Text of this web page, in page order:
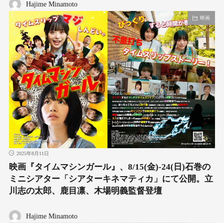
Hajime Minamoto
映画
2025年8月11日
映画『タイムマシンガール』、8/15(金)-24(日)石巻の
ミニシアター「シアターキネマティカ」にて公開。立
川志の太郎、鹿目凛、木場明義監督登壇
Hajime Minamoto